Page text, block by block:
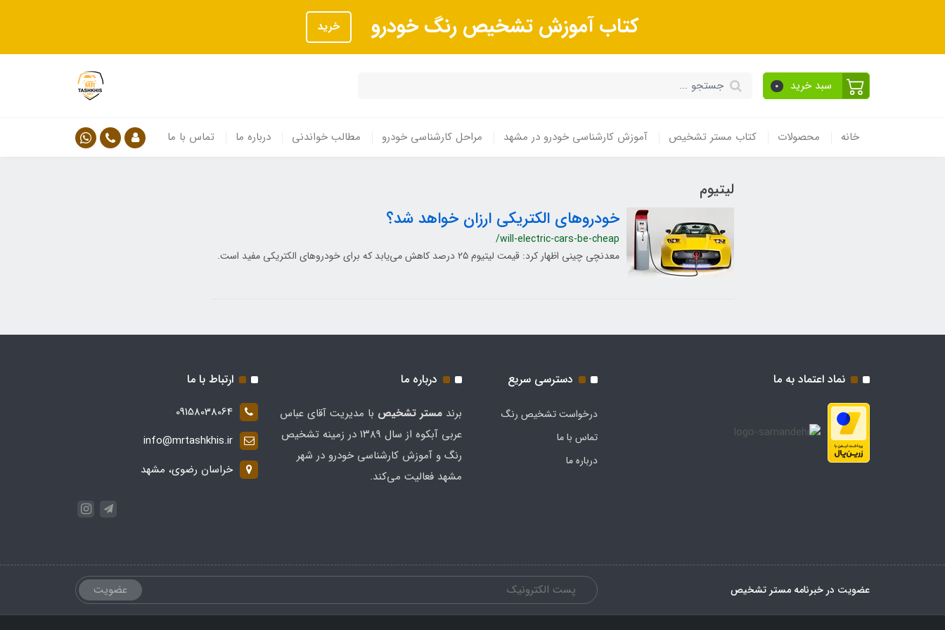
کتاب آموزش تشخیص رنگ خودرو خرید
سبد خرید 0
خانه محصولات کتاب مستر تشخیص آموزش کارشناسی خودرو در مشهد مراحل کارشناسی خودرو مطالب خواندنی درباره ما تماس با ما
لیتیوم
خودروهای الکتریکی ارزان خواهد شد؟
/will-electric-cars-be-cheap
معدنچی چینی اظهار کرد: قیمت لیتیوم ۲۵ درصد کاهش می‌یابد که برای خودروهای الکتریکی مفید است.
نماد اعتماد به ما دسترسی سریع
درخواست تشخیص رنگ
تماس با ما
درباره ما
درباره ما
برند مستر تشخيص با مدیریت آقای عباس
عربی آبکوه از سال ۱۳۸۹ در زمینه تشخیص
رنگ و آموزش کارشناسی خودرو در شهر
مشهد فعالیت می‌کند.
ارتباط با ما
09158038064
info@mrtashkhis.ir
خراسان رضوی، مشهد
عضویت در خبرنامه مستر تشخیص عضویت